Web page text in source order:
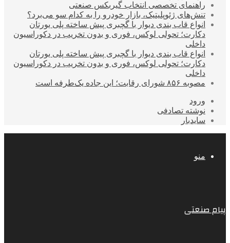
راهنمای تخصصی انتخاب گیربکس صنعتی
تنش‌های ژئوپلیتیک، بازار خودرو را به کدام سو می‌برد؟
انواع قاب بندی دیوار با گچبری پیش ساخته پلی یورتان
دکارت؛ تحولی لوکس، فوری و بدون تخریب در دکوراسیون
داخلی
انواع قاب بندی دیوار با گچبری پیش ساخته پلی یورتان
دکارت؛ تحولی لوکس، فوری و بدون تخریب در دکوراسیون
داخلی
مصوبه ۸۵۶ شورای رقابت؛ این جاده یک‌طرفه است
ورود
نوشته تصادفی
سایدبار
منو
پیام صنعتی